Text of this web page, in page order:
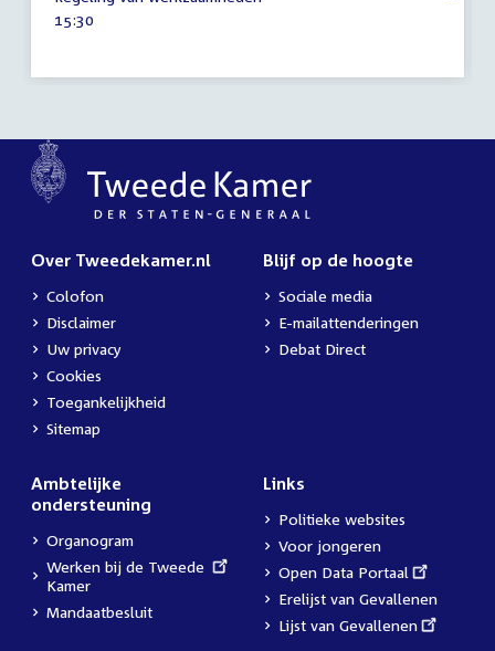
2022
Tijd
15:30
Over Tweedekamer.nl
Colofon
Disclaimer
Uw privacy
Cookies
Toegankelijkheid
Sitemap
Blijf op de hoogte
Sociale media
E-mailattenderingen
Debat Direct
Ambtelijke
ondersteuning
Organogram
External
link:
Werken bij de Tweede
Kamer
Mandaatbesluit
Links
Politieke websites
Voor jongeren
External
link:
Open Data Portaal
Erelijst van Gevallenen
External
Lijst van Gevallenen